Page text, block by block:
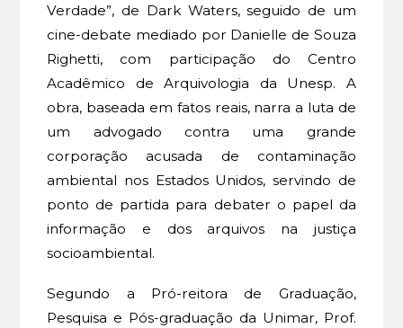
Verdade”, de Dark Waters, seguido de um
cine-debate mediado por Danielle de Souza
Righetti, com participação do Centro
Acadêmico de Arquivologia da Unesp. A
obra, baseada em fatos reais, narra a luta de
um advogado contra uma grande
corporação acusada de contaminação
ambiental nos Estados Unidos, servindo de
ponto de partida para debater o papel da
informação e dos arquivos na justiça
socioambiental.
Segundo a Pró-reitora de Graduação,
Pesquisa e Pós-graduação da Unimar, Prof.